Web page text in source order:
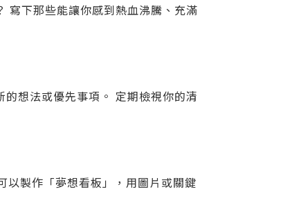
寫下那些能讓你感到熱血沸騰、充滿
想法或優先事項。 定期檢視你的清
以製作「夢想看板」，用圖片或關鍵